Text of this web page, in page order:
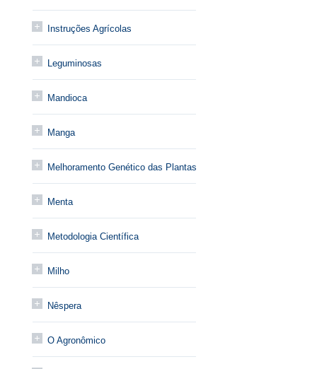
Instruções Agrícolas
Leguminosas
Mandioca
Manga
Melhoramento Genético das Plantas
Menta
Metodologia Científica
Milho
Nêspera
O Agronômico